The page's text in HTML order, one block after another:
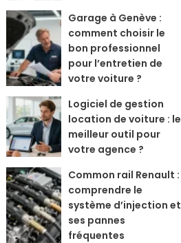
Garage à Genève :
comment choisir le
bon professionnel
pour l’entretien de
votre voiture ?
Logiciel de gestion
location de voiture : le
meilleur outil pour
votre agence ?
Common rail Renault :
comprendre le
système d’injection et
ses pannes
fréquentes